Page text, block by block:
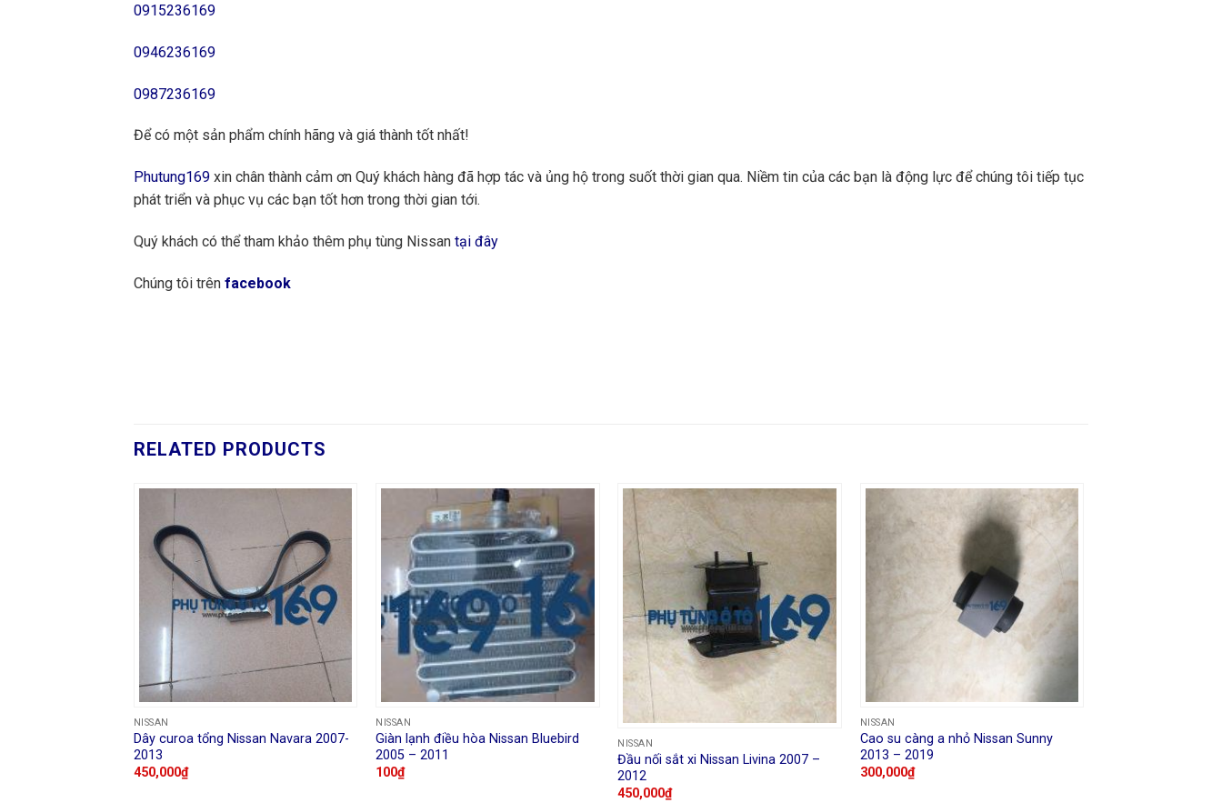
0915236169
0946236169
0987236169
Để có một sản phẩm chính hãng và giá thành tốt nhất!
Phutung169 xin chân thành cảm ơn Quý khách hàng đã hợp tác và ủng hộ trong suốt thời gian qua. Niềm tin của các bạn là động lực để chúng tôi tiếp tục
phát triển và phục vụ các bạn tốt hơn trong thời gian tới.
Quý khách có thể tham khảo thêm phụ tùng Nissan tại đây
Chúng tôi trên facebook
RELATED PRODUCTS
NISSAN
Dây curoa tổng Nissan Navara 2007-
2013
450,000₫
NISSAN
Giàn lạnh điều hòa Nissan Bluebird
2005 – 2011
100₫
NISSAN
Đầu nối sắt xi Nissan Livina 2007 –
2012
450,000₫
NISSAN
Cao su càng a nhỏ Nissan Sunny
2013 – 2019
300,000₫